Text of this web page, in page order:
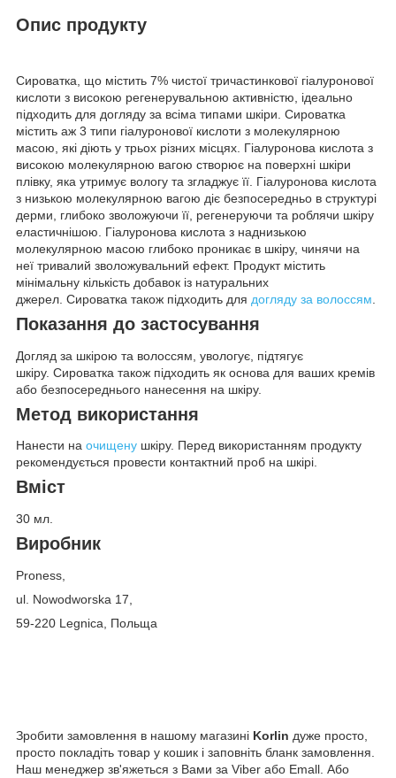
Опис продукту
Сироватка, що містить 7% чистої тричастинкової гіалуронової
кислоти з високою регенерувальною активністю, ідеально
підходить для догляду за всіма типами шкіри. Сироватка
містить аж 3 типи гіалуронової кислоти з молекулярною
масою, які діють у трьох різних місцях. Гіалуронова кислота з
високою молекулярною вагою створює на поверхні шкіри
плівку, яка утримує вологу та згладжує її. Гіалуронова кислота
з низькою молекулярною вагою діє безпосередньо в структурі
дерми, глибоко зволожуючи її, регенеруючи та роблячи шкіру
еластичнішою. Гіалуронова кислота з наднизькою
молекулярною масою глибоко проникає в шкіру, чинячи на
неї тривалий зволожувальний ефект. Продукт містить
мінімальну кількість добавок із натуральних
джерел. Сироватка також підходить для догляду за волоссям
Показання до застосування
Догляд за шкірою та волоссям, увологує, підтягує
шкіру. Сироватка також підходить як основа для ваших кремів
або безпосереднього нанесення на шкіру.
Метод використання
Нанести на очищену шкіру. Перед використанням продукту
рекомендується провести контактний проб на шкірі.
Вміст
30 мл.
Виробник
Proness,
ul. Nowodworska 17,
59-220 Legnica, Польща
Зробити замовлення в нашому магазині Korlin дуже просто,
просто покладіть товар у кошик і заповніть бланк замовлення.
Наш менеджер зв'яжеться з Вами за Viber або Emall. Або